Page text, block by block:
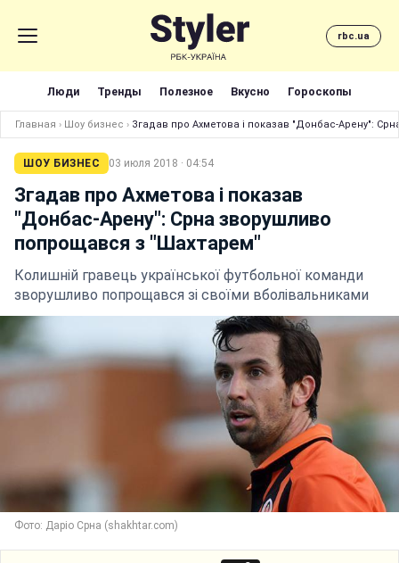
rbc.ua
Люди Тренды Полезное Вкусно Гороскопы
Главная › Шоу бизнес › Згадав про Ахметова і показав "Донбас-Арену":
ШОУ БИЗНЕС 03 июля 2018 · 04:54
Згадав про Ахметова і показав
"Донбас-Арену": Срна зворушливо
попрощався з "Шахтарем"
Колишній гравець української футбольної команди
зворушливо попрощався зі своїми вболівальниками
Фото: Даріо Срна (shakhtar.com)